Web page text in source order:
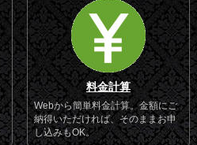
料金計算
Webから簡単料金計算。金額にご
納得いただければ、そのままお申
し込みもOK。